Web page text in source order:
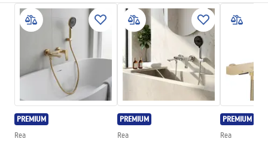
Способ монтажа
Прикручиваемый
Ширина
125
мм
255
Гарантия
24 месяца
Pielęgnacja
Условия гарантии
Warranty_Terms_and_Conditions_Accessories_-_24.pdf
PREMIUM
Rea
PREMIUM
Rea
PREMIUM
Rea